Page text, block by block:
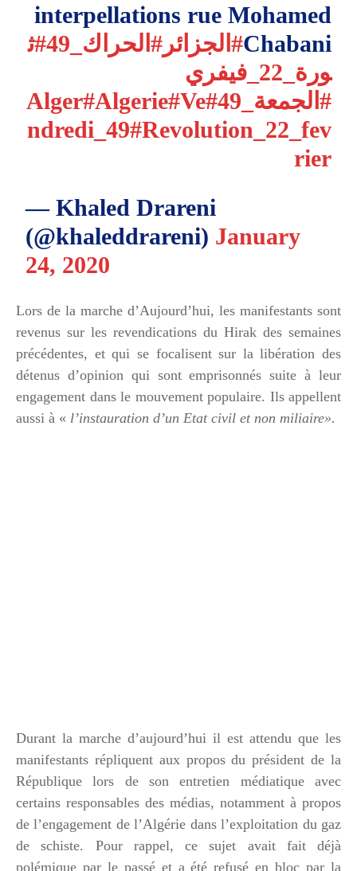
interpellations rue Mohamed
Chabani#الجزائر#الحراك_49
#ث
ورة_22_فيفري
#الجمعة_49
#Alger
#Algerie#Ve
ndredi_49#Revolution_22_fev
rier
— Khaled Drareni
(@khaleddrareni) January
24, 2020
Lors de la marche d’Aujourd’hui, les manifestants sont
revenus sur les revendications du Hirak des semaines
précédentes, et qui se focalisent sur la libération des
détenus d’opinion qui sont emprisonnés suite à leur
engagement dans le mouvement populaire. Ils appellent
aussi à « l’instauration d’un Etat civil et non miliaire».
Durant la marche d’aujourd’hui il est attendu que les
manifestants répliquent aux propos du président de la
République lors de son entretien médiatique avec
certains responsables des médias, notamment à propos
de l’engagement de l’Algérie dans l’exploitation du gaz
de schiste. Pour rappel, ce sujet avait fait déjà
polémique par le passé et a été refusé en bloc par la